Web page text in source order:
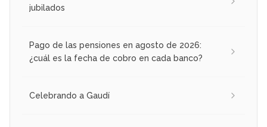
jubilados
Pago de las pensiones en agosto de 2026:
¿cuál es la fecha de cobro en cada banco?
Celebrando a Gaudí